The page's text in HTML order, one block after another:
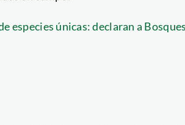
especies únicas: declaran a